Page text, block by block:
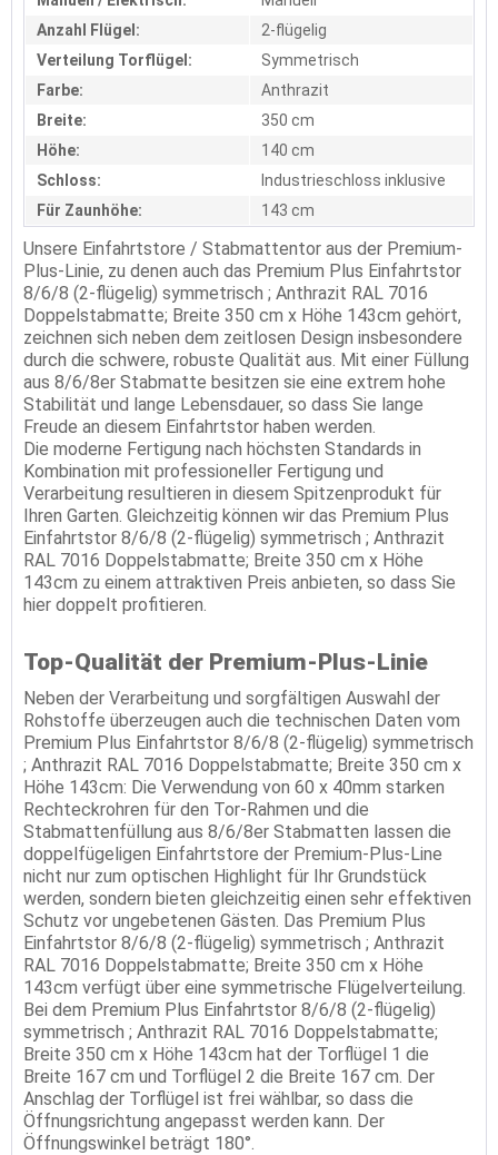
Anzahl Flügel:
2-flügelig
Verteilung Torflügel:
Symmetrisch
Farbe:
Anthrazit
Breite:
350 cm
Höhe:
140 cm
Schloss:
Industrieschloss inklusive
Für Zaunhöhe:
143 cm
Unsere Einfahrtstore / Stabmattentor aus der Premium-
Plus-Linie, zu denen auch das Premium Plus Einfahrtstor
8/6/8 (2-flügelig) symmetrisch ; Anthrazit RAL 7016
Doppelstabmatte; Breite 350 cm x Höhe 143cm gehört,
zeichnen sich neben dem zeitlosen Design insbesondere
durch die schwere, robuste Qualität aus. Mit einer Füllung
aus 8/6/8er Stabmatte besitzen sie eine extrem hohe
Stabilität und lange Lebensdauer, so dass Sie lange
Freude an diesem Einfahrtstor haben werden.
Die moderne Fertigung nach höchsten Standards in
Kombination mit professioneller Fertigung und
Verarbeitung resultieren in diesem Spitzenprodukt für
Ihren Garten. Gleichzeitig können wir das Premium Plus
Einfahrtstor 8/6/8 (2-flügelig) symmetrisch ; Anthrazit
RAL 7016 Doppelstabmatte; Breite 350 cm x Höhe
143cm zu einem attraktiven Preis anbieten, so dass Sie
hier doppelt profitieren.
Top-Qualität der Premium-Plus-Linie
Neben der Verarbeitung und sorgfältigen Auswahl der
Rohstoffe überzeugen auch die technischen Daten vom
Premium Plus Einfahrtstor 8/6/8 (2-flügelig) symmetrisch
; Anthrazit RAL 7016 Doppelstabmatte; Breite 350 cm x
Höhe 143cm: Die Verwendung von 60 x 40mm starken
Rechteckrohren für den Tor-Rahmen und die
Stabmattenfüllung aus 8/6/8er Stabmatten lassen die
doppelfügeligen Einfahrtstore der Premium-Plus-Line
nicht nur zum optischen Highlight für Ihr Grundstück
werden, sondern bieten gleichzeitig einen sehr effektiven
Schutz vor ungebetenen Gästen. Das Premium Plus
Einfahrtstor 8/6/8 (2-flügelig) symmetrisch ; Anthrazit
RAL 7016 Doppelstabmatte; Breite 350 cm x Höhe
143cm verfügt über eine symmetrische Flügelverteilung.
Bei dem Premium Plus Einfahrtstor 8/6/8 (2-flügelig)
symmetrisch ; Anthrazit RAL 7016 Doppelstabmatte;
Breite 350 cm x Höhe 143cm hat der Torflügel 1 die
Breite 167 cm und Torflügel 2 die Breite 167 cm. Der
Anschlag der Torflügel ist frei wählbar, so dass die
Öffnungsrichtung angepasst werden kann. Der
Öffnungswinkel beträgt 180°.